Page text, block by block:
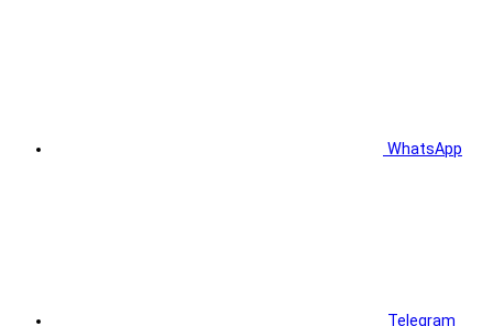
WhatsApp
Telegram